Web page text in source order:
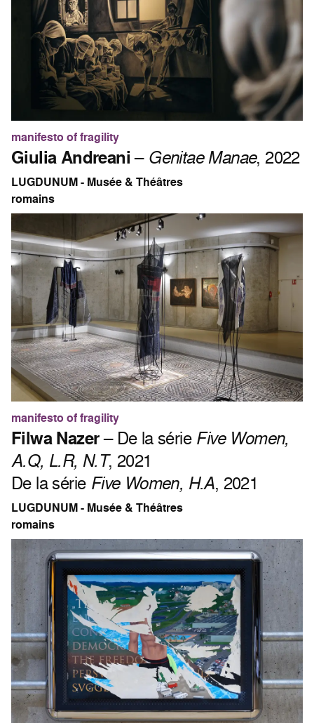
manifesto of fragility
Giulia Andreani– Genitae Manae, 2022
LUGDUNUM - Musée & Théâtres
romains
manifesto of fragility
Filwa Nazer– De la série Five Women,
A.Q, L.R, N.T, 2021
De la série Five Women, H.A, 2021
LUGDUNUM - Musée & Théâtres
romains